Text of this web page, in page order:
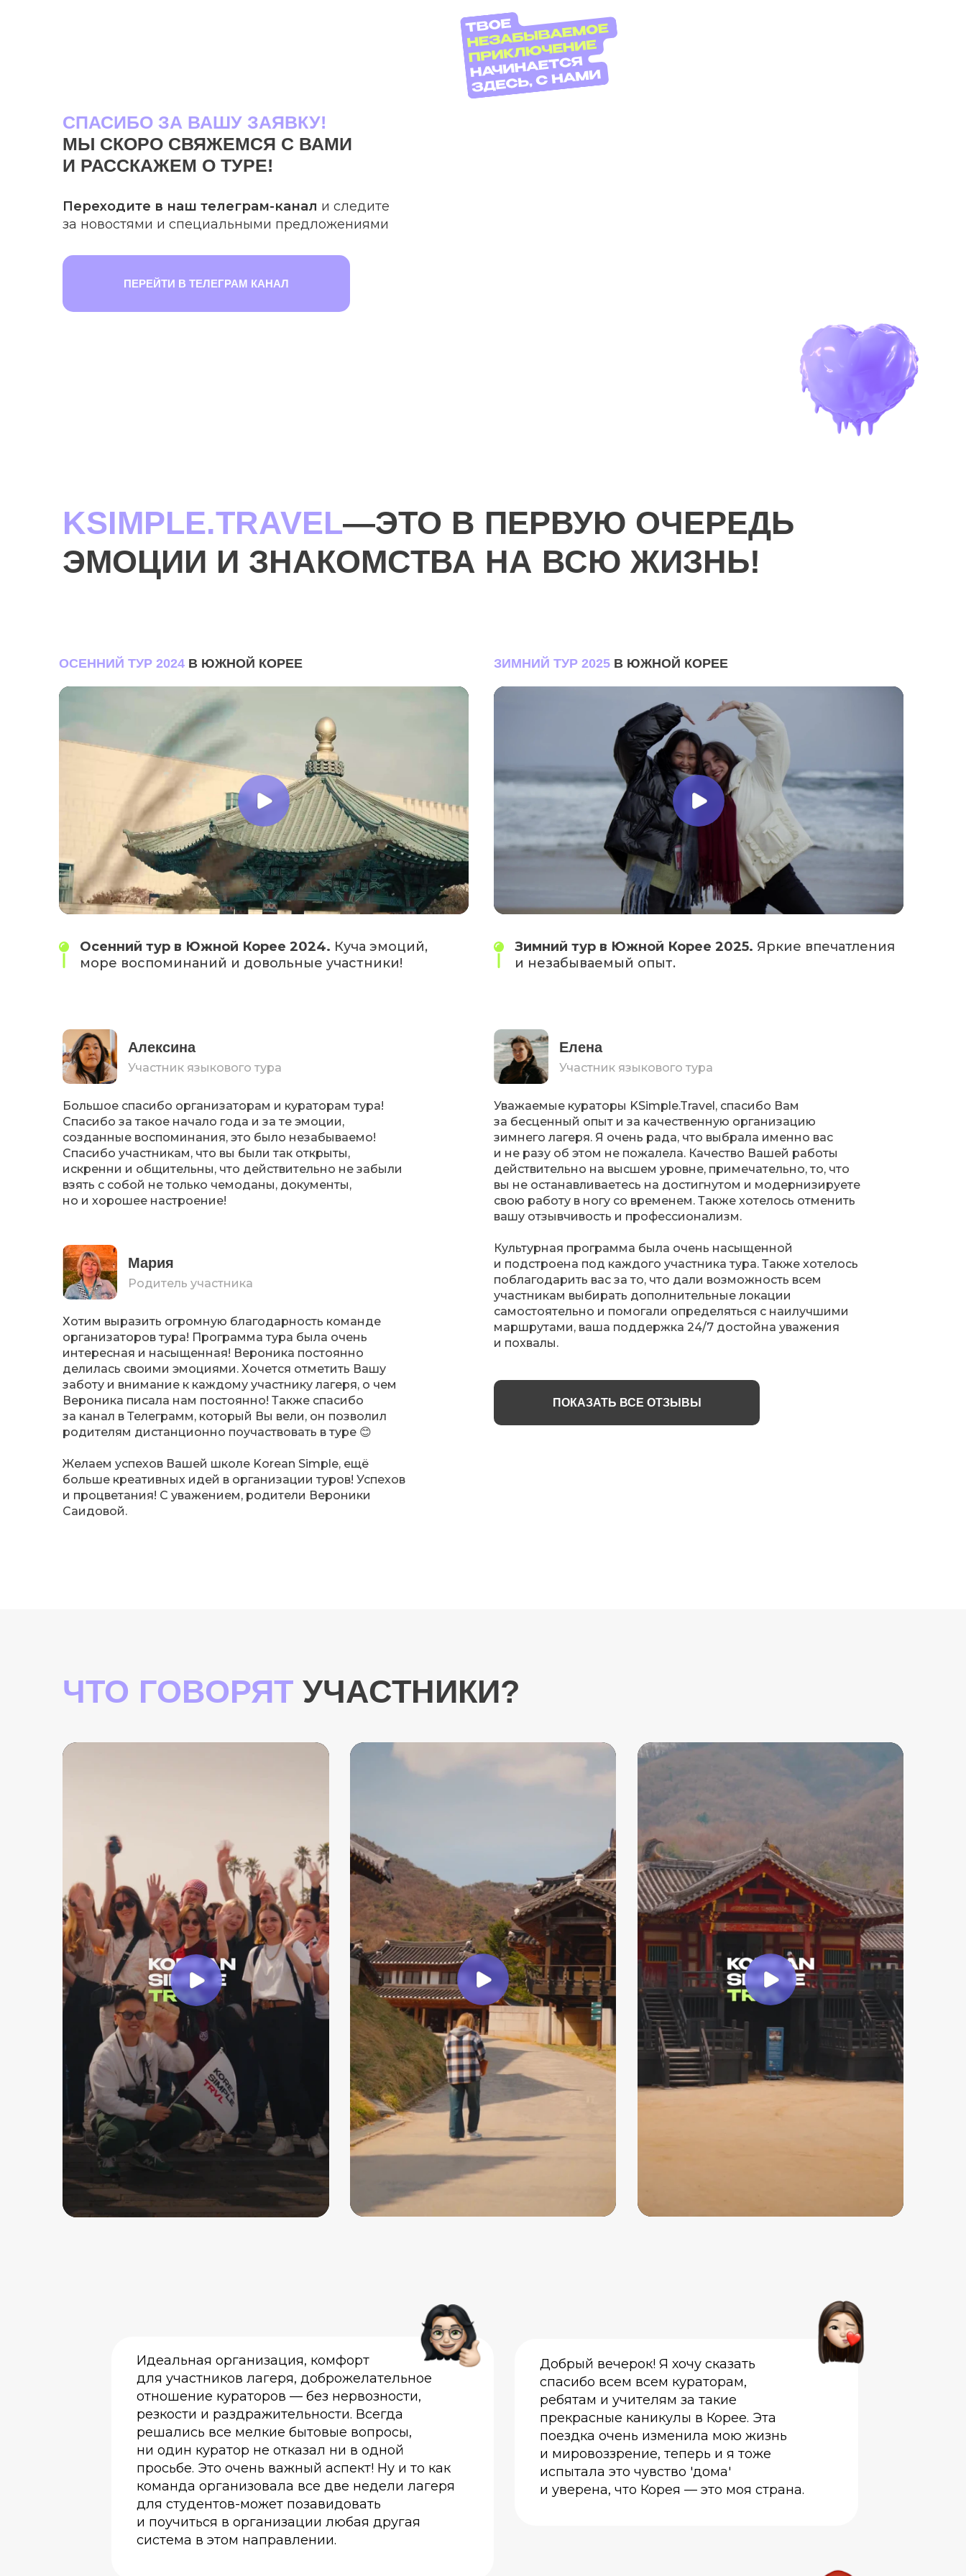
СПАСИБО ЗА ВАШУ ЗАЯВКУ!
МЫ СКОРО СВЯЖЕМСЯ С ВАМИ
И РАССКАЖЕМ О ТУРЕ!
Переходите в наш телеграм-канал и следите
за новостями и специальными предложениями
ПЕРЕЙТИ В ТЕЛЕГРАМ КАНАЛ
KSIMPLE.TRAVEL—ЭТО В ПЕРВУЮ ОЧЕРЕДЬ
ЭМОЦИИ И ЗНАКОМСТВА НА ВСЮ ЖИЗНЬ!
ОСЕННИЙ ТУР 2024 В ЮЖНОЙ КОРЕЕ
Осенний тур в Южной Корее 2024. Куча эмоций,
море воспоминаний и довольные участники!
ЗИМНИЙ ТУР 2025 В ЮЖНОЙ КОРЕЕ
Зимний тур в Южной Корее 2025. Яркие впечатления
и незабываемый опыт.
Алексина
Участник языкового тура
Большое спасибо организаторам и кураторам тура!
Спасибо за такое начало года и за те эмоции,
созданные воспоминания, это было незабываемо!
Cпасибо участникам, что вы были так открыты,
искренни и общительны, что действительно не забыли
взять с собой не только чемоданы, документы,
но и хорошее настроение!
Елена
Участник языкового тура
Уважаемые кураторы KSimple.Travel, спасибо Вам
за бесценный опыт и за качественную организацию
зимнего лагеря. Я очень рада, что выбрала именно вас
и не разу об этом не пожалела. Качество Вашей работы
действительно на высшем уровне, примечательно, то, что
вы не останавливаетесь на достигнутом и модернизируете
свою работу в ногу со временем. Также хотелось отменить
вашу отзывчивость и профессионализм.
Культурная программа была очень насыщенной
и подстроена под каждого участника тура. Также хотелось
поблагодарить вас за то, что дали возможность всем
участникам выбирать дополнительные локации
самостоятельно и помогали определяться с наилучшими
маршрутами, ваша поддержка 24/7 достойна уважения
и похвалы.
ПОКАЗАТЬ ВСЕ ОТЗЫВЫ
Мария
Родитель участника
Хотим выразить огромную благодарность команде
организаторов тура! Программа тура была очень
интересная и насыщенная! Вероника постоянно
делилась своими эмоциями. Хочется отметить Вашу
заботу и внимание к каждому участнику лагеря, о чем
Вероника писала нам постоянно! Также спасибо
за канал в Телеграмм, который Вы вели, он позволил
родителям дистанционно поучаствовать в туре 😊
Желаем успехов Вашей школе Korean Simple, ещё
больше креативных идей в организации туров! Успехов
и процветания! С уважением, родители Вероники
Саидовой.
ЧТО ГОВОРЯТ УЧАСТНИКИ?
Идеальная организация, комфорт
для участников лагеря, доброжелательное
отношение кураторов — без нервозности,
резкости и раздражительности. Всегда
решались все мелкие бытовые вопросы,
ни один куратор не отказал ни в одной
просьбе. Это очень важный аспект! Ну и то как
команда организовала все две недели лагеря
для студентов-может позавидовать
и поучиться в организации любая другая
система в этом направлении.
Добрый вечерок! Я хочу сказать
спасибо всем всем кураторам,
ребятам и учителям за такие
прекрасные каникулы в Корее. Эта
поездка очень изменила мою жизнь
и мировоззрение, теперь и я тоже
испытала это чувство 'дома'
и уверена, что Корея — это моя страна.